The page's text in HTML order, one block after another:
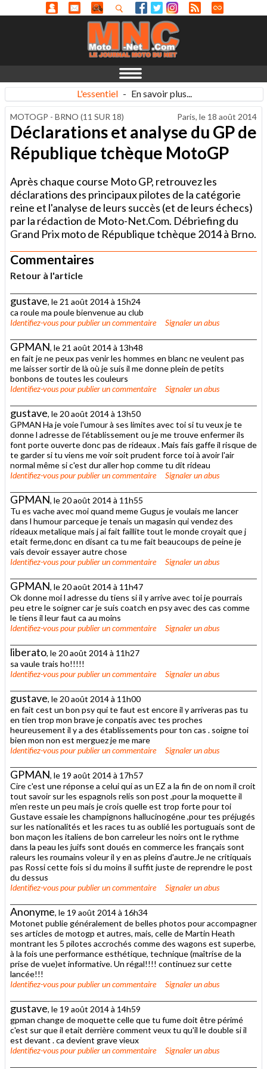
L'essentiel - En savoir plus...
MOTOGP - BRNO (11 SUR 18) Paris, le 18 août 2014
Déclarations et analyse du GP de
République tchèque MotoGP
Après chaque course Moto GP, retrouvez les
déclarations des principaux pilotes de la catégorie
reine et l'analyse de leurs succès (et de leurs échecs)
par la rédaction de Moto-Net.Com. Débriefing du
Grand Prix moto de République tchèque 2014 à Brno.
Commentaires
Retour à l'article
gustave, le 21 août 2014 à 15h24
ca roule ma poule bienvenue au club
Identifiez-vouspour publier un commentaire Signaler un abus
GPMAN, le 21 août 2014 à 13h48
en fait je ne peux pas venir les hommes en blanc ne veulent pas
me laisser sortir de là où je suis il me donne plein de petits
bonbons de toutes les couleurs
Identifiez-vouspour publier un commentaire Signaler un abus
gustave, le 20 août 2014 à 13h50
GPMAN Ha je voie l'umour à ses limites avec toi si tu veux je te
donne l adresse de l'établissement ou je me trouve enfermer ils
font porte ouverte donc pas de rideaux . Mais fais gaffe il risque de
te garder si tu viens me voir soit prudent force toi à avoir l'air
normal même si c'est dur aller hop comme tu dit rideau
Identifiez-vouspour publier un commentaire Signaler un abus
GPMAN, le 20 août 2014 à 11h55
Tu es vache avec moi quand meme Gugus je voulais me lancer
dans l humour parceque je tenais un magasin qui vendez des
rideaux metalique mais j ai fait faillite tout le monde croyait que j
etait ferme,donc en disant ca tu me fait beaucoups de peine je
vais devoir essayer autre chose
Identifiez-vouspour publier un commentaire Signaler un abus
GPMAN, le 20 août 2014 à 11h47
Ok donne moi l adresse du tiens si il y arrive avec toi je pourrais
peu etre le soigner car je suis coatch en psy avec des cas comme
le tiens il leur faut ca au moins
Identifiez-vouspour publier un commentaire Signaler un abus
liberato, le 20 août 2014 à 11h27
sa vaule trais ho!!!!!
Identifiez-vouspour publier un commentaire Signaler un abus
gustave, le 20 août 2014 à 11h00
en fait cest un bon psy qui te faut est encore il y arriveras pas tu
en tien trop mon brave je conpatis avec tes proches
heureusement il y a des établissements pour ton cas . soigne toi
bien mon non est merguez je me mare
Identifiez-vouspour publier un commentaire Signaler un abus
GPMAN, le 19 août 2014 à 17h57
Cire c'est une réponse a celui qui as un EZ a la fin de on nom il croit
tout savoir sur les espagnols relis son post ,pour la moquette il
m'en reste un peu mais je crois quelle est trop forte pour toi
Gustave essaie les champignons hallucinogéne ,pour tes préjugés
sur les nationalités et les races tu as oublié les portuguais sont de
bon maçon les italiens de bon carreleur les noirs ont le rythme
dans la peau les juifs sont doués en commerce les français sont
raleurs les roumains voleur il y en as pleins d'autre.Je ne critiquais
pas Rossi cette fois si du moins il suffit juste de reprendre le post
du dessus
Identifiez-vouspour publier un commentaire Signaler un abus
Anonyme, le 19 août 2014 à 16h34
Motonet publie généralement de belles photos pour accompagner
ses articles de motogp et autres, mais, celle de Martin Heath
montrant les 5 pilotes accrochés comme des wagons est superbe,
à la fois une performance esthétique, technique (maîtrise de la
prise de vue)et informative. Un régal!!!! continuez sur cette
lancée!!!
Identifiez-vouspour publier un commentaire Signaler un abus
gustave, le 19 août 2014 à 14h59
gpman change de moquette celle que tu fume doit être périmé
c'est sur que il etait derrière comment veux tu qu'il le double si il
est devant . ca devient grave vieux
Identifiez-vouspour publier un commentaire Signaler un abus